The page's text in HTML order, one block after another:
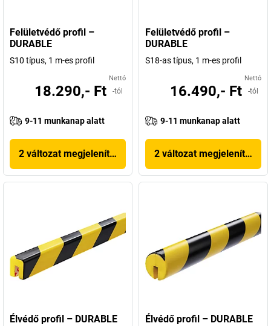
Felületvédő profil –
DURABLE
S10 típus, 1 m-es profil
Nettó
18.290,- Ft -tól
9-11 munkanap alatt
2 változat megjelenítése
Felületvédő profil –
DURABLE
S18-as típus, 1 m-es profil
Nettó
16.490,- Ft -tól
9-11 munkanap alatt
2 változat megjelenítése
Élvédő profil – DURABLE Élvédő profil – DURABLE